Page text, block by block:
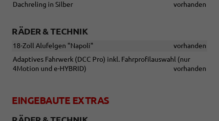
Dachreling in Silber
vorhanden
RÄDER & TECHNIK
18-Zoll Alufelgen "Napoli"
vorhanden
Adaptives Fahrwerk (DCC Pro) inkl. Fahrprofilauswahl (nur
4Motion und e-HYBRID)
vorhanden
EINGEBAUTE EXTRAS